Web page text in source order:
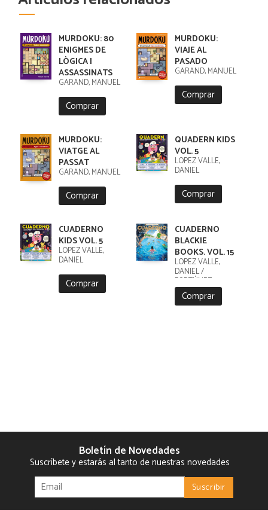
MURDOKU: 80
ENIGMES DE
LÒGICA I
ASSASSINATS
GARAND, MANUEL
Comprar
MURDOKU:
VIAJE AL
PASADO
GARAND, MANUEL
Comprar
MURDOKU:
VIATGE AL
PASSAT
GARAND, MANUEL
Comprar
QUADERN KIDS
VOL. 5
LÓPEZ VALLE,
DANIEL
Comprar
CUADERNO
KIDS VOL. 5
LÓPEZ VALLE,
DANIEL
Comprar
CUADERNO
BLACKIE
BOOKS. VOL. 15
LÓPEZ VALLE,
DANIEL /
FORTÚNEZ,
CRISTOBAL
Comprar
Boletín de Novedades
Suscríbete y estarás al tanto de nuestras novedades